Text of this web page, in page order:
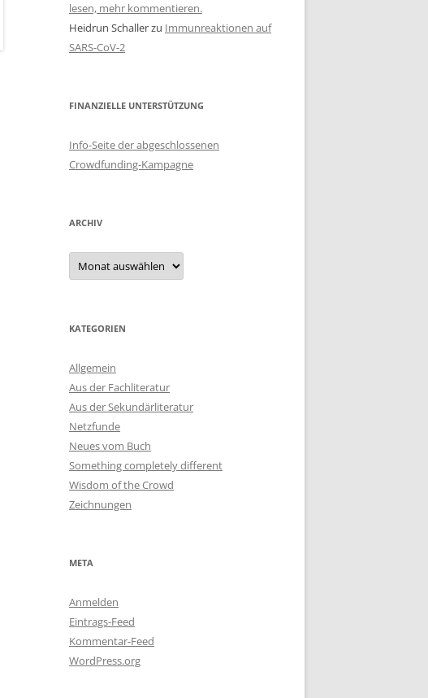
lesen, mehr kommentieren.
Heidrun Schallerzu Immunreaktionen auf
SARS-CoV-2
FINANZIELLE UNTERSTÜTZUNG
Info-Seite der abgeschlossenen
Crowdfunding-Kampagne
ARCHIV
Archiv
KATEGORIEN
Allgemein
Aus der Fachliteratur
Aus der Sekundärliteratur
Netzfunde
Neues vom Buch
Something completely different
Wisdom of the Crowd
Zeichnungen
META
Anmelden
Eintrags-Feed
Kommentar-Feed
WordPress.org